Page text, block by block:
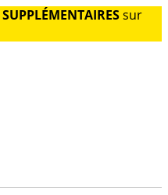
sur